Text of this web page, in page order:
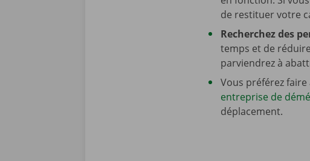
de restituer votre
Recherchez des
temps et de
parviendrez à
Vous préférez faire
entreprise de
déplacement.